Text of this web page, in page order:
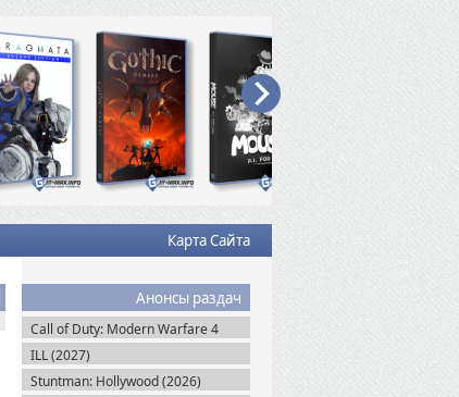
Карта Сайта
Анонсы раздач
Call of Duty: Modern Warfare 4
(2026)
ILL (2027)
Stuntman: Hollywood (2026)